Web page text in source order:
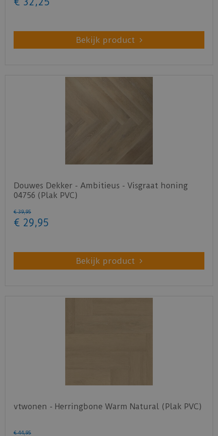
Bekijk product
Douwes Dekker - Ambitieus - Visgraat honing
04756 (Plak PVC)
€ 39,95
€ 29,95
Bekijk product
vtwonen - Herringbone Warm Natural (Plak PVC)
€ 44,95